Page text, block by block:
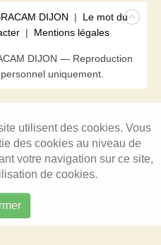
DIJON | Le mot du
| Mentions légales
DIJON — Reproduction
uniquement.
utilisent des cookies. Vous
des cookies au niveau de
votre navigation sur ce site,
de cookies.